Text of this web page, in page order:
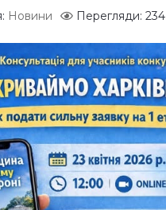
Новини Перегляди: 234